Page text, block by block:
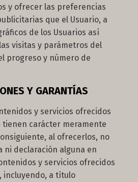
y ofrecer las preferencias
que el Usuario, a
de los Usuarios así
visitas y parámetros del
progreso y número de
Y GARANTÍAS
y servicios ofrecidos
tienen carácter meramente
al ofrecerlos, no
ni declaración alguna en
y servicios ofrecidos
incluyendo, a título